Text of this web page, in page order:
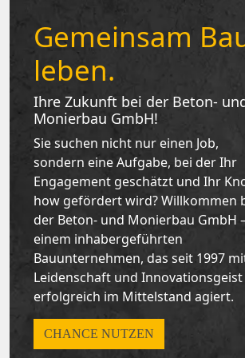
Gemeinsam
leben.
Ihre Zukunft bei der Beton-
Monierbau GmbH!
Sie suchen nicht nur einen Job,
sondern eine Aufgabe, bei der Ihr
Engagement geschätzt und Ihr
how gefördert wird? Willkommen
der Beton- und Monierbau GmbH
einem inhabergeführten
Bauunternehmen, das seit 1997
Leidenschaft und Innovationsgeist
erfolgreich im Mittelstand agiert.
CHANCE NUTZEN